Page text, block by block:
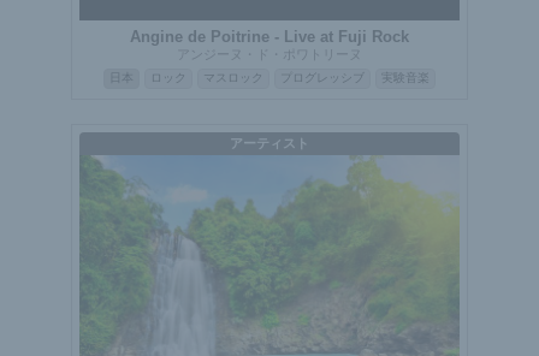
Angine de Poitrine - Live at Fuji Rock
アンジーヌ・ド・ポワトリーヌ
ロック マスロック プログレッシブ 実験音楽
アーティスト